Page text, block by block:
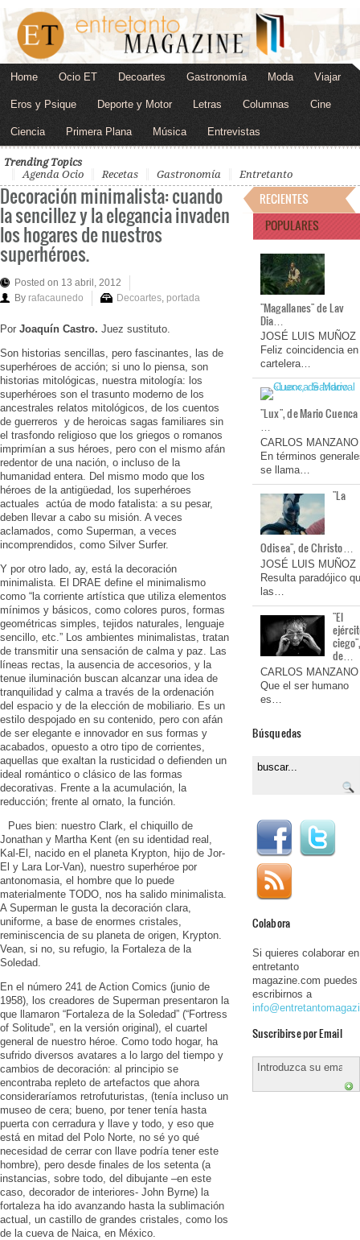
Home Ocio ET Decoartes Gastronomía Moda Viajar
Eros y Psique Deporte y Motor Letras Columnas Cine
Ciencia Primera Plana Música Entrevistas
Trending Topics
Agenda Ocio
Recetas Gastronomía Entretanto
Decoración minimalista: cuando
la sencillez y la elegancia invaden
los hogares de nuestros
superhéroes.
Posted on 13 abril, 2012
By rafacaunedo Decoartes portada
Por Joaquín Castro. Juez sustituto.
Son historias sencillas, pero fascinantes, las de
superhéroes de acción; si uno lo piensa, son
historias mitológicas, nuestra mitología: los
superhéroes son el trasunto moderno de los
ancestrales relatos mitológicos, de los cuentos
de guerreros y de heroicas sagas familiares sin
el trasfondo religioso que los griegos o romanos
imprimían a sus héroes, pero con el mismo afán
redentor de una nación, o incluso de la
humanidad entera. Del mismo modo que los
héroes de la antigüedad, los superhéroes
actuales actúa de modo fatalista: a su pesar,
deben llevar a cabo su misión. A veces
aclamados, como Superman, a veces
incomprendidos, como Silver Surfer.
Y por otro lado, ay, está la decoración
minimalista. El DRAE define el minimalismo
como “la corriente artística que utiliza elementos
mínimos y básicos, como colores puros, formas
geométricas simples, tejidos naturales, lenguaje
sencillo, etc.” Los ambientes minimalistas, tratan
de transmitir una sensación de calma y paz. Las
líneas rectas, la ausencia de accesorios, y la
tenue iluminación buscan alcanzar una idea de
tranquilidad y calma a través de la ordenación
del espacio y de la elección de mobiliario. Es un
estilo despojado en su contenido, pero con afán
de ser elegante e innovador en sus formas y
acabados, opuesto a otro tipo de corrientes,
aquellas que exaltan la rusticidad o defienden un
ideal romántico o clásico de las formas
decorativas. Frente a la acumulación, la
reducción; frente al ornato, la función.
Pues bien: nuestro Clark, el chiquillo de
Jonathan y Martha Kent (en su identidad real,
Kal-El, nacido en el planeta Krypton, hijo de Jor-
El y Lara Lor-Van), nuestro superhéroe por
antonomasia, el hombre que lo puede
materialmente TODO, nos ha salido minimalista.
A Superman le gusta la decoración clara,
uniforme, a base de enormes cristales,
reminiscencia de su planeta de origen, Krypton.
Vean, si no, su refugio, la Fortaleza de la
Soledad.
En el número 241 de Action Comics (junio de
1958), los creadores de Superman presentaron la
que llamaron “Fortaleza de la Soledad” (“Fortress
of Solitude”, en la versión original), el cuartel
general de nuestro héroe. Como todo hogar, ha
sufrido diversos avatares a lo largo del tiempo y
cambios de decoración: al principio se
encontraba repleto de artefactos que ahora
consideraríamos retrofuturistas, (tenía incluso un
museo de cera; bueno, por tener tenía hasta
puerta con cerradura y llave y todo, y eso que
está en mitad del Polo Norte, no sé yo qué
necesidad de cerrar con llave podría tener este
hombre), pero desde finales de los setenta (a
instancias, sobre todo, del dibujante –en este
caso, decorador de interiores- John Byrne) la
fortaleza ha ido avanzando hasta la sublimación
actual, un castillo de grandes cristales, como los
de la cueva de Naica, en México.
RECIENTES
POPULARES
"Magallanes" de Lav
Dia…
JOSÉ LUIS MUÑOZ
Feliz coincidencia en
cartelera…
"Lux", de Mario Cuenca
…
CARLOS MANZANO
En términos
se llama…
"La
Odisea", de Christo…
JOSÉ LUIS MUÑOZ
Resulta paradójico
las…
"El
de…
CARLOS MANZANO
Que el ser humano
es…
Búsquedas
Colabora
Si quieres colaborar en
entretanto
magazine.com puedes
escribirnos a
Suscribirse por Email